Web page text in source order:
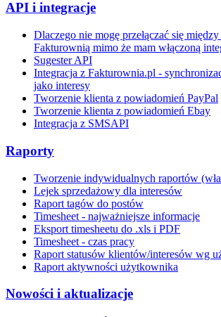
API i integracje
Dlaczego nie mogę przełączać się
Fakturownią mimo że mam włączoną
Sugester API
Integracja z Fakturownia.pl -
jako interesy
Tworzenie klienta z powiadomień PayPal
Tworzenie klienta z powiadomień Ebay
Integracja z SMSAPI
Raporty
Tworzenie indywidualnych raportów
Lejek sprzedażowy dla interesów
Raport tagów do postów
Timesheet - najważniejsze informacje
Eksport timesheetu do .xls i PDF
Timesheet - czas pracy
Raport statusów klientów/interesów wg
Raport aktywności użytkownika
Nowości i aktualizacje